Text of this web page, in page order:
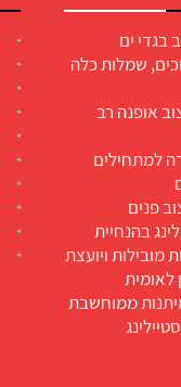
בגדי ים
שמלות כלה
אופנה רב
למתחילים
פנים
בהנחיית
מובילות ויועצת
לאומית
ממוחשבת